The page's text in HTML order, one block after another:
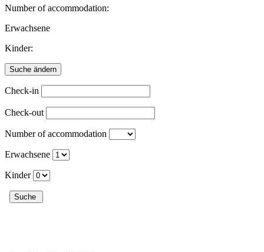
Number of accommodation:
Erwachsene
Kinder:
Check-in
Check-out
Number of accommodation
Erwachsene
Kinder